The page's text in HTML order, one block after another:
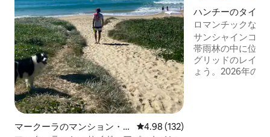
マークーラのマンション・ア
レビュー132件、5つ星中4.98つ
4.98 (132)
ハンチーのタイニ
ロマンチックな湖
トビル
サンシャインコー
帯雨林の中に位置
グリッドのレイク
ょう。2026年の